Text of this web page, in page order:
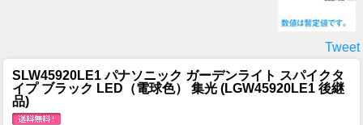
Tweet
SLW45920LE1 パナソニック ガーデンライト スパイクタ
イプ ブラック LED（電球色） 集光 (LGW45920LE1 後継
品)